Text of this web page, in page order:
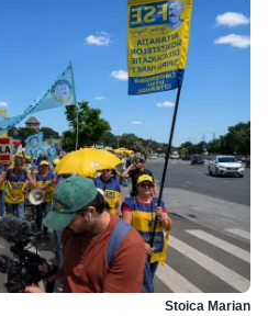
Stoica Marian